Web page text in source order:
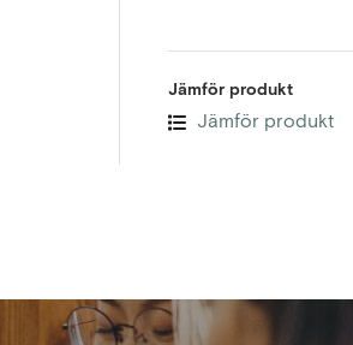
Jämför produkt
Jämför produkt